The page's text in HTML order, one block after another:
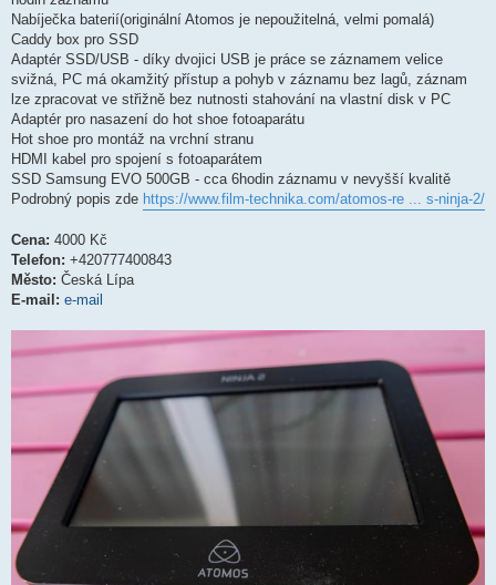
Nabíječka baterií(originální Atomos je nepoužitelná, velmi pomalá)
Caddy box pro SSD
Adaptér SSD/USB - díky dvojici USB je práce se záznamem velice
svižná, PC má okamžitý přístup a pohyb v záznamu bez lagů, záznam
lze zpracovat ve střižně bez nutnosti stahování na vlastní disk v PC
Adaptér pro nasazení do hot shoe fotoaparátu
Hot shoe pro montáž na vrchní stranu
HDMI kabel pro spojení s fotoaparátem
SSD Samsung EVO 500GB - cca 6hodin záznamu v nevyšší kvalitě
Podrobný popis zde https://www.film-technika.com/atomos-re ... s-ninja-2/
Cena: 4000 Kč
Telefon: +420777400843
Město: Česká Lípa
E-mail: e-mail